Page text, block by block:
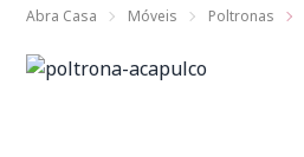
Abra Casa Móveis Poltronas